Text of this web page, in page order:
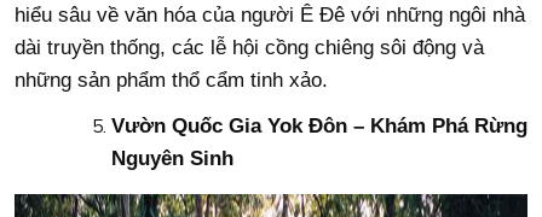
hiểu sâu về văn hóa của người Ê Đê với những ngôi nhà
dài truyền thống, các lễ hội cồng chiêng sôi động và
những sản phẩm thổ cẩm tinh xảo.
Vườn Quốc Gia Yok Đôn – Khám Phá Rừng
Nguyên Sinh